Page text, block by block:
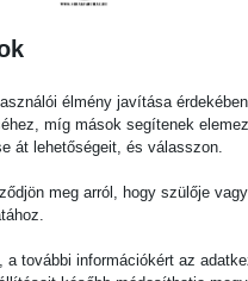
AB-10000 AB-10000
Bővebb leírás
élmény javítása
míg mások segítenek
át lehetőségeit, és válasszon.
meg arról, hogy szülője
további információkért az